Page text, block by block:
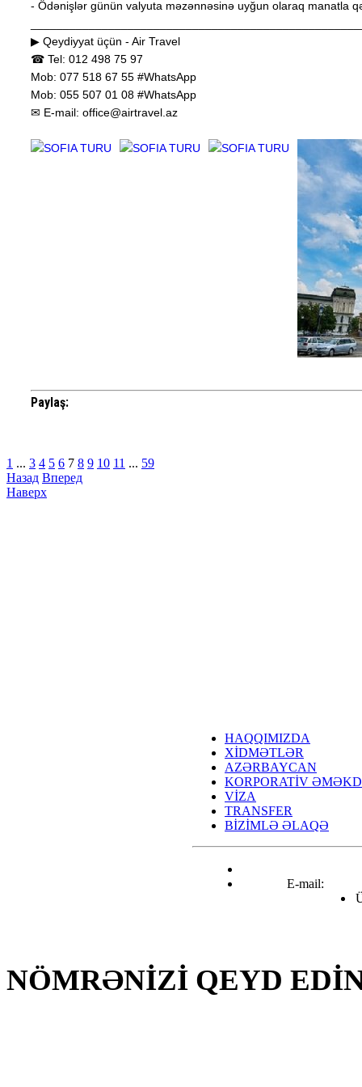
- Ödənişlər günün valyuta məzənnəsinə uyğun olaraq manatla
▶ Qeydiyyat üçün - Air Travel
☎ Tel: 012 498 75 97
Mob: 077 518 67 55 #WhatsApp
Mob: 055 507 01 08 #WhatsApp
✉ E-mail: office@airtravel.az
Paylaş:
1 ... 3 4 5 6 7 8 9 10 11 ... 59
Назад Вперед
Наверх
HAQQIMIZDA
XİDMƏTLƏR
AZƏRBAYCAN
KORPORATİV
VİZA
TRANSFER
BİZİMLƏ ƏLAQƏ
E-mail:
info@airtravel.az
NÖMRƏNİZİ QEYD